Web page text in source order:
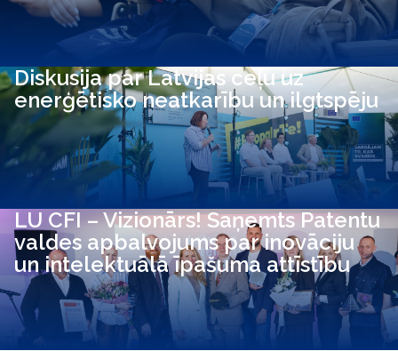
Diskusija par Latvijas ceļu uz
enerģētisko neatkarību un ilgtspēju
LU CFI – Vizionārs! Saņemts Patentu
valdes apbalvojums par inovāciju
un intelektuālā īpašuma attīstību